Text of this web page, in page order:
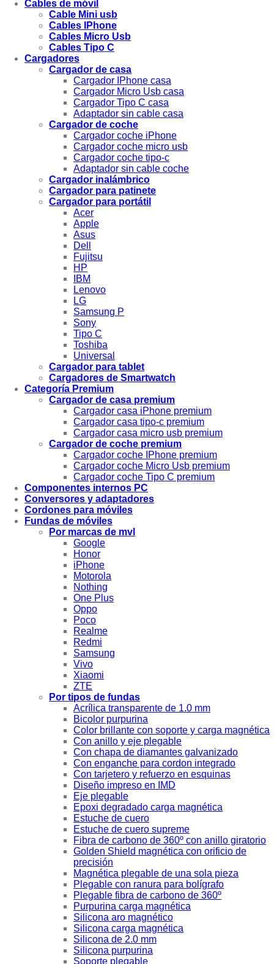
Cables de móvil
Cable Mini usb
Cables IPhone
Cables Micro Usb
Cables Tipo C
Cargadores
Cargador de casa
Cargador IPhone casa
Cargador Micro Usb casa
Cargador Tipo C casa
Adaptador sin cable casa
Cargador de coche
Cargador coche iPhone
Cargador coche micro usb
Cargador coche tipo-c
Adaptador sin cable coche
Cargador inalámbrico
Cargador para patinete
Cargador para portátil
Acer
Apple
Asus
Dell
Fujitsu
HP
IBM
Lenovo
LG
Samsung P
Sony
Tipo C
Toshiba
Universal
Cargador para tablet
Cargadores de Smartwatch
Categoría Premium
Cargador de casa premium
Cargador casa iPhone premium
Cargador casa tipo-c premium
Cargador casa micro usb premium
Cargador de coche premium
Cargador coche IPhone premium
Cargador coche Micro Usb premium
Cargador coche Tipo C premium
Componentes internos PC
Conversores y adaptadores
Cordones para móviles
Fundas de móviles
Por marcas de mvl
Google
Honor
iPhone
Motorola
Nothing
One Plus
Oppo
Poco
Realme
Redmi
Samsung
Vivo
Xiaomi
ZTE
Por tipos de fundas
Acrílica transparente de 1.0 mm
Bicolor purpurina
Color brillante con soporte y carga magnética
Con anillo y eje plegable
Con chapa de diamantes galvanizado
Con enganche para cordon integrado
Con tarjetero y refuerzo en esquinas
Diseño impreso en IMD
Eje plegable
Epoxi degradado carga magnética
Estuche de cuero
Estuche de cuero supreme
Fibra de carbono de 360º con anillo giratorio
Golden Shield magnética con orificio de
precisión
Magnética plegable de una sola pieza
Plegable con ranura para bolígrafo
Plegable fibra de carbono de 360º
Purpurina carga magnética
Silicona aro magnético
Silicona carga magnética
Silicona de 2.0 mm
Silicona purpurina
Soporte plegable